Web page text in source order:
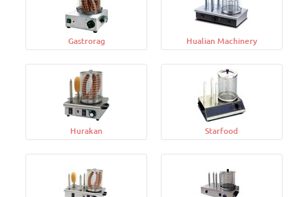
Gastrorag Hualian Machinery
Hurakan Starfood